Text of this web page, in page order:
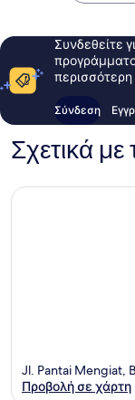
Συνδεθείτε
περισσότερη
Σύνδεση
Σχετικά
Jl. Pantai Mengiat,
Προβολή σε χάρτη